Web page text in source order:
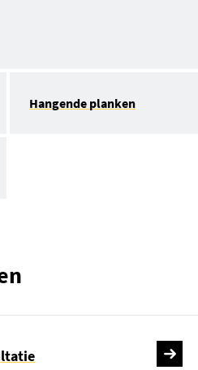
Hangende planken